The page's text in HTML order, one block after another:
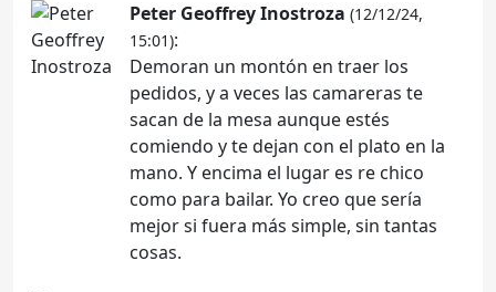
Peter Geoffrey Inostroza (12/12/24,
15:01):
Demoran un montón en traer los
pedidos, y a veces las camareras te
sacan de la mesa aunque estés
comiendo y te dejan con el plato en la
mano. Y encima el lugar es re chico
como para bailar. Yo creo que sería
mejor si fuera más simple, sin tantas
cosas.